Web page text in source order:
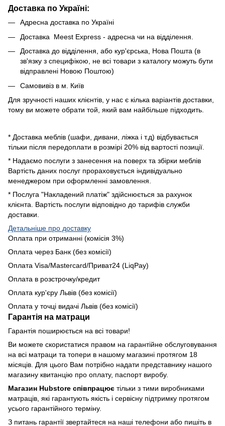
Доставка по Україні:
Адресна доставка по Україні
Доставка Meest Express - адресна чи на відділення.
Доставка до відділення, або кур'єрська, Нова Пошта (в
зв'язку з специфікою, не всі товари з каталогу можуть бути
відправлені Новою Поштою)
Самовивіз в м. Київ
Для зручності наших клієнтів, у нас є кілька варіантів доставки,
тому ви можете обрати той, який вам найбільше підходить.
* Доставка меблів (шафи, дивани, ліжка і т.д) відбувається
тільки після передоплати в розмірі 20% від вартості позиції.
* Надаємо послуги з занесення на поверх та збірки меблів
Вартість даних послуг прораховується індивідуально
менеджером при оформленні замовлення.
* Послуга "Накладений платіж" здійснюється за рахунок
клієнта. Вартість послуги відповідно до тарифів служби
доставки.
Детальніше про доставку
Оплата при отриманні (комісія 3%)
Оплата через Банк (без комісії)
Оплата Visa/Mastercard/Приват24 (LiqPay)
Оплата в розстрочку/кредит
Оплата кур'єру Львів (без комісії)
Оплата у точці видачі Львів (без комісії)
Гарантія на матраци
Гарантія поширюється на всі товари!
Ви можете скористатися правом на гарантійне обслуговування
на всі матраци та топери в нашому магазині протягом 18
місяців. Для цього Вам потрібно надати представнику нашого
магазину квитанцію про оплату, паспорт виробу.
Магазин Hubstore співпрацює тільки з тими виробниками
матраців, які гарантують якість і сервісну підтримку протягом
усього гарантійного терміну.
З питань гарантії звертайтеся на наші телефони або пишіть в